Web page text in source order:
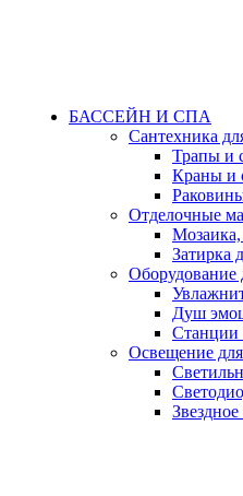
БАССЕЙН И СПА
Сантехника
Трапы и
Краны и
Отделочные
Мозаика,
Затирка
Оборудование
Душ
Станции
Освещение